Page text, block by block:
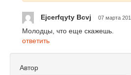
Ejcerfqyty Bcvj 07 марта
Молодцы, что еще скажешь.
ответить
Автор